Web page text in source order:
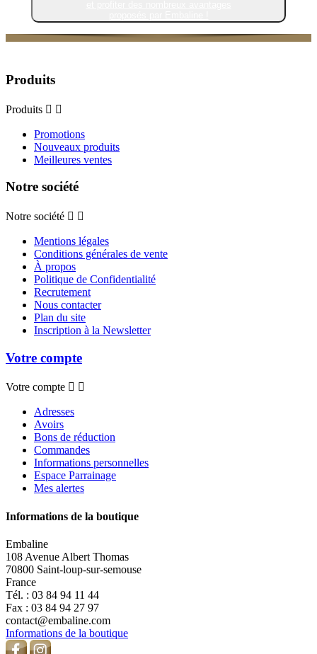
Produits
Produits  
Promotions
Nouveaux produits
Meilleures ventes
Notre société
Notre société  
Mentions légales
Conditions générales de vente
À propos
Politique de Confidentialité
Recrutement
Nous contacter
Plan du site
Inscription à la Newsletter
Votre compte
Votre compte  
Adresses
Avoirs
Bons de réduction
Commandes
Informations personnelles
Espace Parrainage
Mes alertes
Informations de la boutique
Embaline
108 Avenue Albert Thomas
70800 Saint-loup-sur-semouse
France
Tél. : 03 84 94 11 44
Fax : 03 84 94 27 97
contact@embaline.com
Informations de la boutique